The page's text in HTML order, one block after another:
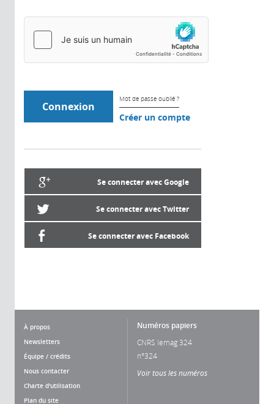
Mot de passe oublié ?
Créer un compte
Se connecter avec Google
Se connecter avec Twitter
Se connecter avec Facebook
À propos
Newsletters
Équipe / crédits
Nous contacter
Charte d'utilisation
Plan du site
Numéros papiers
CNRS lemag 324
n°324
Voir tous les numéros